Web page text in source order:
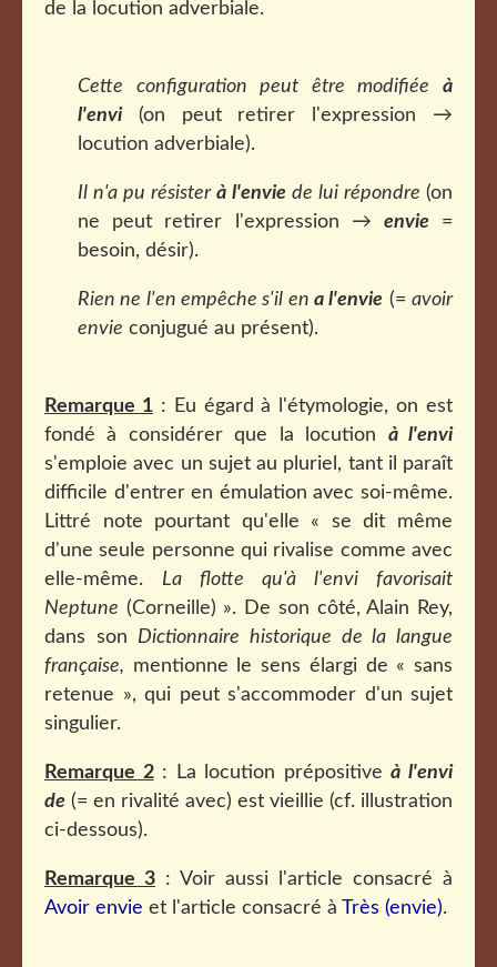
de la locution adverbiale.
Cette configuration peut être modifiée à
l'envi(on peut retirer l'expression →
locution adverbiale).
Il n'a pu résister à l'envie de lui répondre (on
ne peut retirer l'expression → envie=
besoin, désir).
Rien ne l'en empêche s'il en a l'envie (=avoir
envie conjugué au présent).
Remarque 1: Eu égard à l'étymologie, on est
fondé à considérer que la locution à l'envi
s'emploie avec un sujet au pluriel, tant il paraît
difficile d'entrer en émulation avec soi-même.
Littré note pourtant qu'elle « se dit même
d'une seule personne qui rivalise comme avec
elle-même. La flotte qu'à l'envi favorisait
Neptune (Corneille) ». De son côté, Alain Rey,
dans son Dictionnaire historique de la langue
française, mentionne le sens élargi de « sans
retenue », qui peut s'accommoder d'un sujet
singulier.
Remarque 2: La locution prépositiveà l'envi
de (= en rivalité avec) est vieillie (cf. illustration
ci-dessous).
Remarque 3 : Voir aussi l'article consacré à
Avoir envie et l'article consacré à Très (envie).